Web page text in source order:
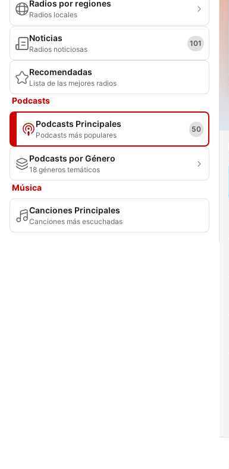
Radios por regiones
Radios locales
Noticias
Radios noticiosas
101
Recomendadas
Lista de las mejores radios
Podcasts
Podcasts Principales
Podcasts más populares
50
Podcasts por Género
18 géneros temáticos
Música
Canciones Principales
Canciones más escuchadas